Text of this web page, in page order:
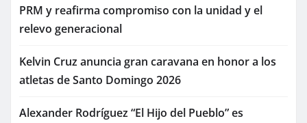
PRM y reafirma compromiso con la unidad y el
relevo generacional
Kelvin Cruz anuncia gran caravana en honor a los
atletas de Santo Domingo 2026
Alexander Rodríguez “El Hijo del Pueblo” es